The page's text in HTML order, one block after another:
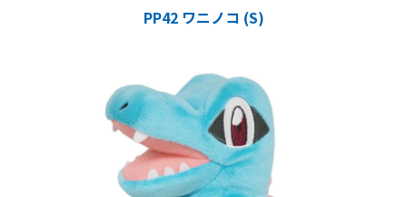
PP42 ワニノコ (S)